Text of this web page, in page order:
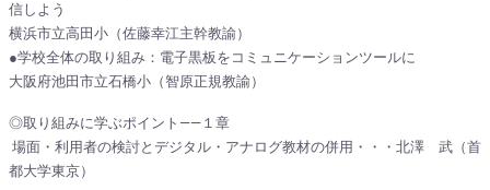
信しよう
横浜市立高田小（佐藤幸江主幹教諭）
●学校全体の取り組み：電子黒板をコミュニケーションツールに
大阪府池田市立石橋小（智原正規教諭）
◎取り組みに学ぶポイント――１章
場面・利用者の検討とデジタル・アナログ教材の併用 ・・・北澤 武（首
都大学東京）